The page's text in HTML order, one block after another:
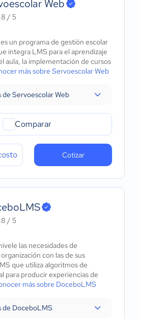
Web
/ 5
un programa de gestión escolar
integra LMS para el aprendizaje
aula, la implementación de cursos
más sobre Servoescolar Web
de Servoescolar Web
Comparar
Cotizar
/ 5
las necesidades de
con las de sus
que utiliza algoritmos de
para producir experiencias de
más sobre DoceboLMS
de DoceboLMS